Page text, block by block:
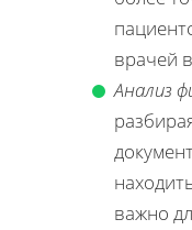
врачей
Анализ
важно